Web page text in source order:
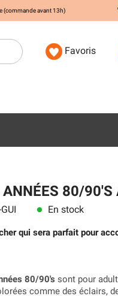
(commande avant 13h)
Favoris
ANNÉES 80/90'S
lens En stock
qui sera parfait pour
80/90's sont pour
comme des éclairs,